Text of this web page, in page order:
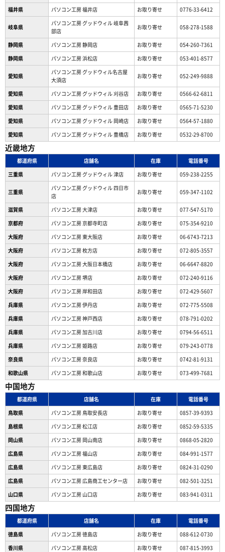
福井県
パソコン工房 福井店 お取り寄せ 0776-33-6412
岐阜県
パソコン工房 グッドウィル 岐阜茜
部店
お取り寄せ 058-278-1588
静岡県 パソコン工房 静岡店 お取り寄せ
054-260-7361
静岡県
パソコン工房 浜松店 お取り寄せ 053-401-8577
愛知県
パソコン工房 グッドウィル名古屋
大須店
お取り寄せ 052-249-9888
愛知県 パソコン工房 グッドウィル 刈谷店 お取り寄せ
0566-62-6811
愛知県
パソコン工房 グッドウィル 豊田店 お取り寄せ
0565-71-5230
愛知県
パソコン工房 グッドウィル 岡崎店 お取り寄せ
0564-57-1880
愛知県
パソコン工房 グッドウィル 豊橋店 お取り寄せ 0532-29-8700
近畿地方
都道府県 店舗名 在庫
電話番号
三重県
パソコン工房 グッドウィル 津店 お取り寄せ 059-238-2255
三重県
パソコン工房 グッドウィル 四日市
店
お取り寄せ 059-347-1102
滋賀県 パソコン工房 大津店 お取り寄せ
077-547-5170
京都府
パソコン工房 京都寺町店 お取り寄せ
075-354-9210
大阪府
パソコン工房 東大阪店 お取り寄せ
06-6743-7213
大阪府
パソコン工房 枚方店 お取り寄せ
072-805-3557
大阪府
パソコン工房 大阪日本橋店 お取り寄せ
06-6647-8820
大阪府
パソコン工房 堺店 お取り寄せ
072-240-9116
大阪府
パソコン工房 岸和田店 お取り寄せ
072-429-5607
兵庫県
パソコン工房 伊丹店 お取り寄せ
072-775-5508
兵庫県
パソコン工房 神戸西店 お取り寄せ
078-791-0202
兵庫県
パソコン工房 加古川店 お取り寄せ
0794-56-6511
兵庫県
パソコン工房 姫路店 お取り寄せ
079-243-0778
奈良県
パソコン工房 奈良店 お取り寄せ
0742-81-9131
和歌山県
パソコン工房 和歌山店 お取り寄せ 073-499-7681
中国地方
都道府県 店舗名 在庫
電話番号
鳥取県
パソコン工房 鳥取安長店 お取り寄せ
0857-39-9393
島根県
パソコン工房 松江店 お取り寄せ
0852-59-5335
岡山県
パソコン工房 岡山南店 お取り寄せ
0868-05-2820
広島県
パソコン工房 福山店 お取り寄せ
084-991-1577
広島県
パソコン工房 東広島店 お取り寄せ
0824-31-0290
広島県
パソコン工房 広島商工センター店 お取り寄せ
082-501-3251
山口県
パソコン工房 山口店 お取り寄せ 083-941-0311
四国地方
都道府県 店舗名 在庫
電話番号
徳島県
パソコン工房 徳島店 お取り寄せ
088-612-0730
香川県
パソコン工房 高松店 お取り寄せ 087-815-3993